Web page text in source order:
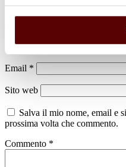
Il tuo indirizzo email non sarà
Nome*
Email *
Sito web
Salva il mio nome, email e
prossima volta che commento.
Commento *